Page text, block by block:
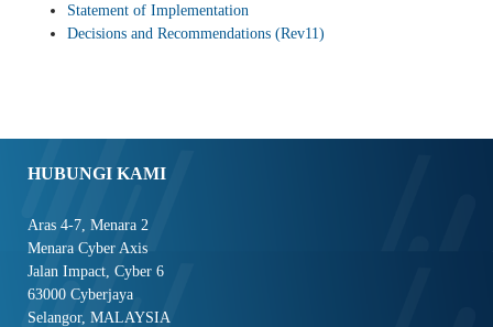
Statement of Implementation
Decisions and Recommendations (Rev11)
HUBUNGI KAMI
Aras 4-7, Menara 2
Menara Cyber Axis
Jalan Impact, Cyber 6
63000 Cyberjaya
Selangor, MALAYSIA